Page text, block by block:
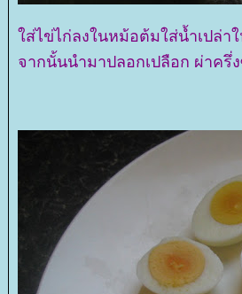
ส่ไข่ไก่ลงในหม้อต้มใส่น้ำเปล่า
จากนั้นนำมาปลอกเปลือก ผ่าครึ่